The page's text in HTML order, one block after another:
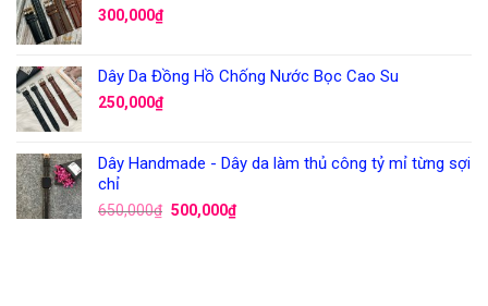
300,000₫
Dây Da Đồng Hồ Chống Nước Bọc Cao Su
250,000₫
Dây Handmade - Dây da làm thủ công tỷ mỉ từng sợi
chỉ
650,000₫ 500,000₫